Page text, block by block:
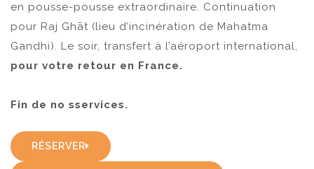
en pousse-pousse extraordinaire. Continuation
pour Raj Ghāt (lieu d’incinération de Mahatma
Gandhi). Le soir, transfert à l’aéroport international,
pour votre retour en France.
Fin de no sservices.
RÉSERVER